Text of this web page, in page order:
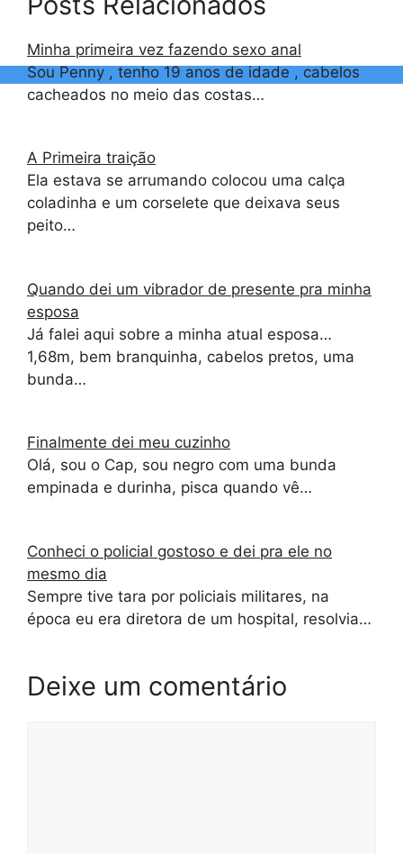
Minha primeira vez fazendo sexo anal
Sou Penny , tenho 19 anos de idade , cabelos
cacheados no meio das costas…
A Primeira traição
Ela estava se arrumando colocou uma calça
coladinha e um corselete que deixava seus
peito…
Quando dei um vibrador de presente pra minha
esposa
Já falei aqui sobre a minha atual esposa…
1,68m, bem branquinha, cabelos pretos, uma
bunda…
Finalmente dei meu cuzinho
Olá, sou o Cap, sou negro com uma bunda
empinada e durinha, pisca quando vê…
Conheci o policial gostoso e dei pra ele no
mesmo dia
Sempre tive tara por policiais militares, na
época eu era diretora de um hospital, resolvia…
Deixe um comentário